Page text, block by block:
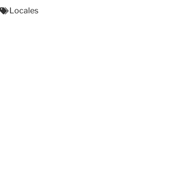
Locales